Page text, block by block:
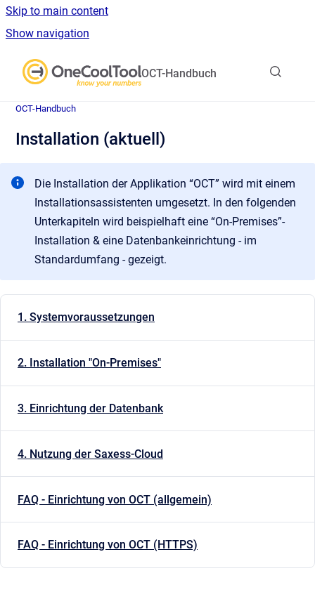
Skip to main content
Show navigation
OCT-Handbuch
OCT-Handbuch
Installation (aktuell)
Die Installation der Applikation “OCT” wird mit einem
Installationsassistenten umgesetzt. In den folgenden
Unterkapiteln wird beispielhaft eine “On-Premises”-
Installation & eine Datenbankeinrichtung - im
Standardumfang - gezeigt.
1. Systemvoraussetzungen
2. Installation "On-Premises"
3. Einrichtung der Datenbank
4. Nutzung der Saxess-Cloud
FAQ - Einrichtung von OCT (allgemein)
FAQ - Einrichtung von OCT (HTTPS)